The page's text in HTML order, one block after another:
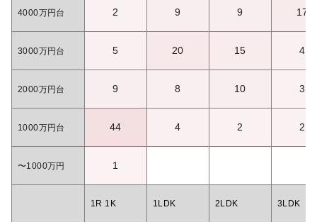
4000万円台 2 9 9 17
3000万円台 5 20 15 4
2000万円台 9 8 10 3
1000万円台 44 4 2 2
〜1000万円 1
1R 1K 1LDK 2LDK 3LDK